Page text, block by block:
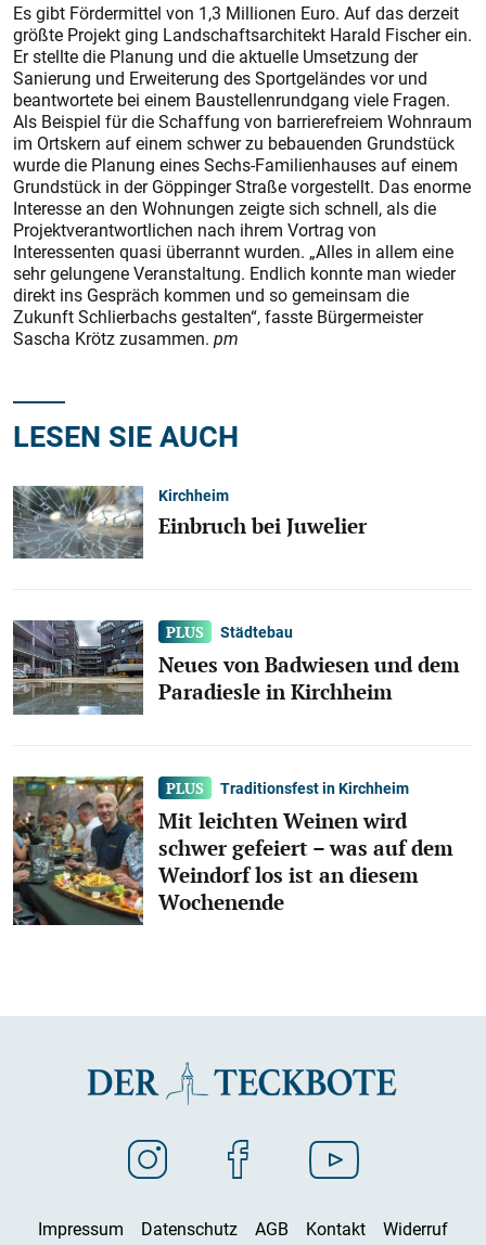
Es gibt Fördermittel von 1,3 Millionen Euro. Auf das derzeit
größte Projekt ging Landschaftsarchitekt Harald Fischer ein.
Er stellte die Planung und die aktuelle Umsetzung der
Sanierung und Erweiterung des Sportgeländes vor und
beantwortete bei einem Baustellenrundgang viele Fragen.
Als Beispiel für die Schaffung von barrierefreiem Wohnraum
im Ortskern auf einem schwer zu bebauenden Grundstück
wurde die Planung eines Sechs-Familienhauses auf einem
Grundstück in der Göppinger Straße vorgestellt. Das enorme
Interesse an den Wohnungen zeigte sich schnell, als die
Projektverantwortlichen nach ihrem Vortrag von
Interessenten quasi überrannt wurden. „Alles in allem eine
sehr gelungene Veranstaltung. Endlich konnte man wieder
direkt ins Gespräch kommen und so gemeinsam die
Zukunft Schlierbachs gestalten“, fasste Bürgermeister
Sascha Krötz zusammen. pm
LESEN SIE AUCH
Kirchheim
Einbruch bei Juwelier
Städtebau
Neues von Badwiesen und dem
Paradiesle in Kirchheim
Traditionsfest in Kirchheim
Mit leichten Weinen wird
schwer gefeiert – was auf dem
Weindorf los ist an diesem
Wochenende
Impressum Datenschutz AGB Kontakt Widerruf